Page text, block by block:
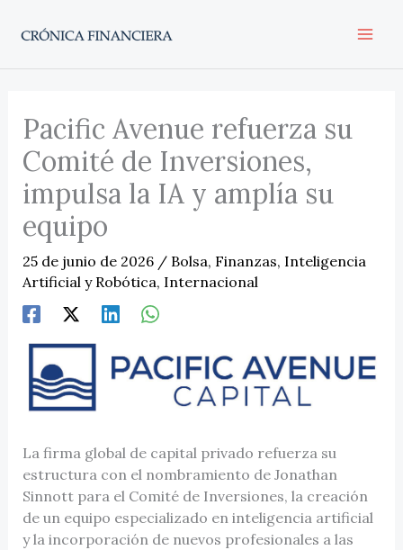
Pacific Avenue refuerza su
Comité de Inversiones,
impulsa la IA y amplía su
equipo
25 de junio de 2026 / Bolsa, Finanzas, Inteligencia
Artificial y Robótica, Internacional
La firma global de capital privado refuerza su
estructura con el nombramiento de Jonathan
Sinnott para el Comité de Inversiones, la creación
de un equipo especializado en inteligencia artificial
y la incorporación de nuevos profesionales a las